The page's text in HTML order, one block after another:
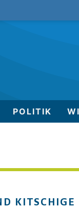
POLITIK
KITSCHIGE D